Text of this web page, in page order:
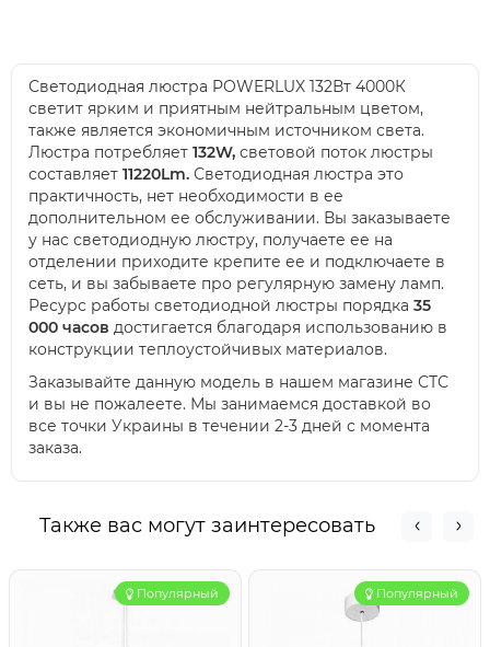
Светодиодная люстра POWERLUX 132Вт 4000К
светит ярким и приятным нейтральным цветом,
также является экономичным источником света.
Люстра потребляет 132W, световой поток люстры
составляет 11220Lm. Светодиодная люстра это
практичность, нет необходимости в ее
дополнительном ее обслуживании. Вы заказываете
у нас светодиодную люстру, получаете ее на
отделении приходите крепите ее и подключаете в
сеть, и вы забываете про регулярную замену ламп.
Ресурс работы светодиодной люстры порядка 35
000 часов достигается благодаря использованию в
конструкции теплоустойчивых материалов.
Заказывайте данную модель в нашем магазине СТС
и вы не пожалеете. Мы занимаемся доставкой во
все точки Украины в течении 2-3 дней с момента
заказа.
Также вас могут заинтересовать
Популярный Популярный